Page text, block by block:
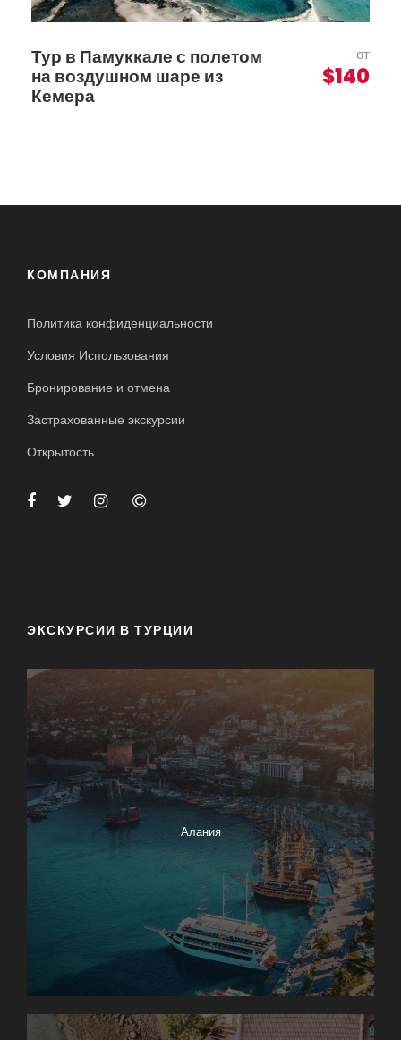
Тур в Памуккале с полетом
на воздушном шаре из
Кемера
от
$140
КОМПАНИЯ
Политика конфиденциальности
Условия Использования
Бронирование и отмена
Застрахованные экскурсии
Открытость
ЭКСКУРСИИ В ТУРЦИИ
Алания